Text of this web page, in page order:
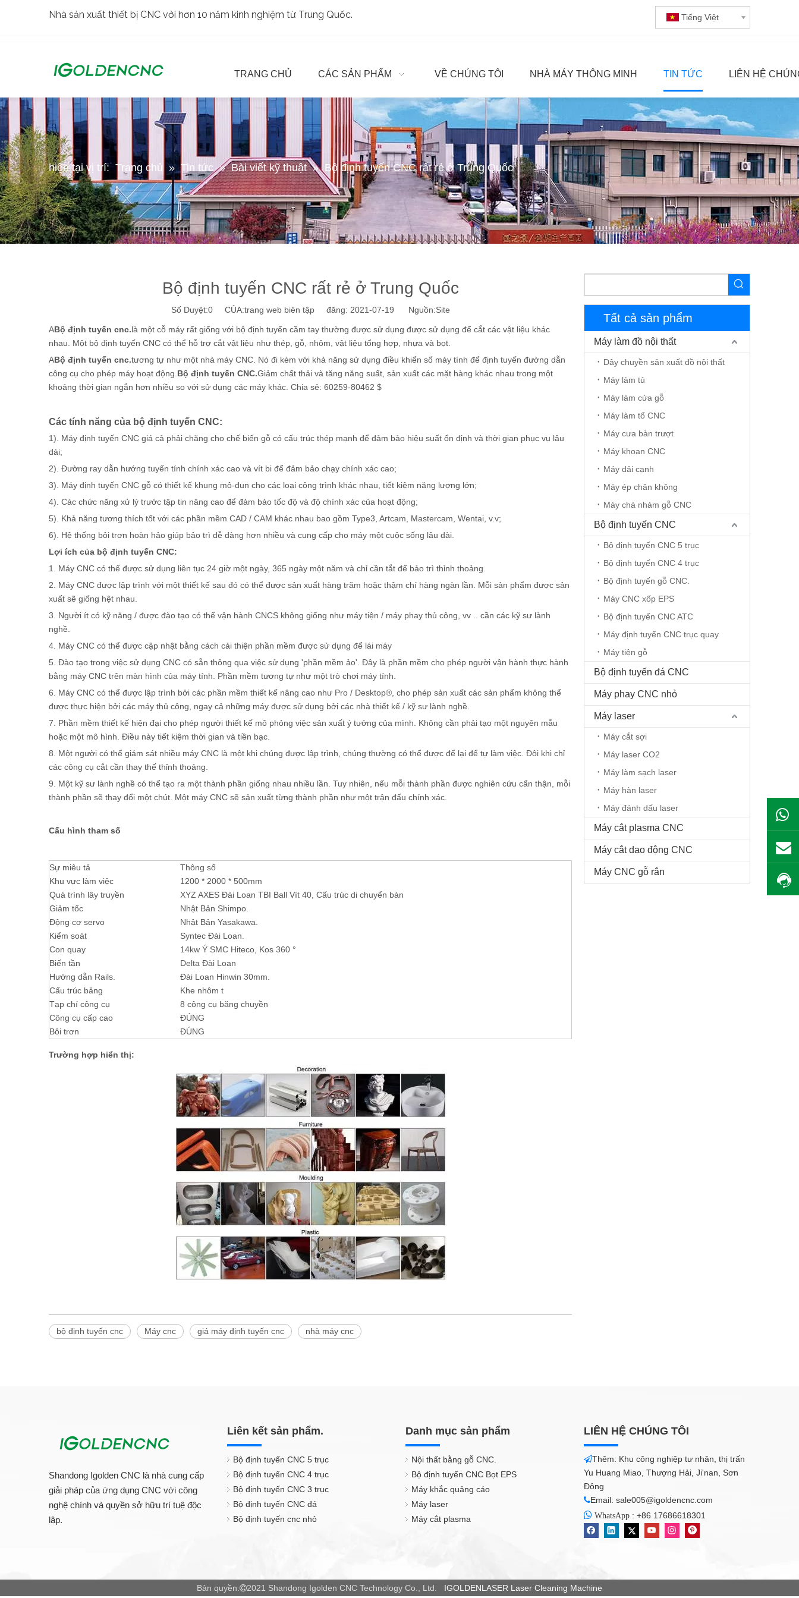
Nhà sản xuất thiết bị CNC với hơn 10 năm kinh nghiệm từ Trung Quốc. Tiếng Việt
TRANG CHỦ CÁC SẢN PHẨM VỀ CHÚNG TÔI NHÀ MÁY THÔNG MINH TIN TỨC LIÊN HỆ
hiện tại vị trí: Trang chủ » Tin tức » Bài viết kỹ thuật » Bộ định tuyến CNC rất rẻ ở Trung Quốc
Bộ định tuyến CNC rất rẻ ở Trung Quốc
Số Duyệt:0CỦA:trang web biên tập đăng: 2021-07-19 Nguồn:Site
ABộ định tuyến cnc.là một cỗ máy rất giống với bộ định tuyến cầm tay thường được sử dụng được sử dụng để cắt các vật liệu khác
nhau. Một bộ định tuyến CNC có thể hỗ trợ cắt vật liệu như thép, gỗ, nhôm, vật liệu tổng hợp, nhựa và bọt.
ABộ định tuyến cnc.tương tự như một nhà máy CNC. Nó đi kèm với khả năng sử dụng điều khiển số máy tính để định tuyến đường dẫn
công cụ cho phép máy hoạt động. Bộ định tuyến CNC.Giảm chất thải và tăng năng suất, sản xuất các mặt hàng khác nhau trong một
khoảng thời gian ngắn hơn nhiều so với sử dụng các máy khác. Chia sẻ: 60259-80462 $
Các tính năng của bộ định tuyến CNC:
1). Máy định tuyến CNC giá cả phải chăng cho chế biến gỗ có cấu trúc thép mạnh để đảm bảo hiệu suất ổn định và thời gian phục vụ lâu
dài;
2). Đường ray dẫn hướng tuyến tính chính xác cao và vít bi để đảm bảo chạy chính xác cao;
3). Máy định tuyến CNC gỗ có thiết kế khung mô-đun cho các loại công trình khác nhau, tiết kiệm năng lượng lớn;
4). Các chức năng xử lý trước tập tin nâng cao để đảm bảo tốc độ và độ chính xác của hoạt động;
5). Khả năng tương thích tốt với các phần mềm CAD / CAM khác nhau bao gồm Type3, Artcam, Mastercam, Wentai, v.v;
6). Hệ thống bôi trơn hoàn hảo giúp bảo trì dễ dàng hơn nhiều và cung cấp cho máy một cuộc sống lâu dài.
Lợi ích của bộ định tuyến CNC:
1. Máy CNC có thể được sử dụng liên tục 24 giờ một ngày, 365 ngày một năm và chỉ cần tắt để bảo trì thỉnh thoảng.
2. Máy CNC được lập trình với một thiết kế sau đó có thể được sản xuất hàng trăm hoặc thậm chí hàng ngàn lần. Mỗi sản phẩm được sản
xuất sẽ giống hệt nhau.
3. Người ít có kỹ năng / được đào tạo có thể vận hành CNCS không giống như máy tiện / máy phay thủ công, vv .. cần các kỹ sư lành
nghề.
4. Máy CNC có thể được cập nhật bằng cách cải thiện phần mềm được sử dụng để lái máy
5. Đào tạo trong việc sử dụng CNC có sẵn thông qua việc sử dụng 'phần mềm ảo'. Đây là phần mềm cho phép người vận hành thực hành
bằng máy CNC trên màn hình của máy tính. Phần mềm tương tự như một trò chơi máy tính.
6. Máy CNC có thể được lập trình bởi các phần mềm thiết kế nâng cao như Pro / Desktop®, cho phép sản xuất các sản phẩm không thể
được thực hiện bởi các máy thủ công, ngay cả những máy được sử dụng bởi các nhà thiết kế / kỹ sư lành nghề.
7. Phần mềm thiết kế hiện đại cho phép người thiết kế mô phỏng việc sản xuất ý tưởng của mình. Không cần phải tạo một nguyên mẫu
hoặc một mô hình. Điều này tiết kiệm thời gian và tiền bạc.
8. Một người có thể giám sát nhiều máy CNC là một khi chúng được lập trình, chúng thường có thể được để lại để tự làm việc. Đôi khi chỉ
các công cụ cắt cần thay thế thỉnh thoảng.
9. Một kỹ sư lành nghề có thể tạo ra một thành phần giống nhau nhiều lần. Tuy nhiên, nếu mỗi thành phần được nghiên cứu cẩn thận, mỗi
thành phần sẽ thay đổi một chút. Một máy CNC sẽ sản xuất từng thành phần như một trận đấu chính xác.
Cấu hình tham số
Sự miêu tả
Thông số
Khu vực làm việc
1200 * 2000 * 500mm
Quá trình lây truyền
XYZ AXES Đài Loan TBI Ball Vít 40, Cấu trúc di chuyển bàn
Giảm tốc
Nhật Bản Shimpo.
Động cơ servo
Nhật Bản Yasakawa.
Kiểm soát
Syntec Đài Loan.
Con quay
14kw Ý SMC Hiteco, Kos 360 °
Biến tần
Delta Đài Loan
Hướng dẫn Rails.
Đài Loan Hinwin 30mm.
Cấu trúc bảng
Khe nhôm t
Tạp chí công cụ
8 công cụ băng chuyền
Công cụ cấp cao
ĐÚNG
Bôi trơn
ĐÚNG
Trường hợp hiển thị:
bộ định tuyến cnc Máy cnc giá máy định tuyến cnc nhà máy cnc
Tất cả sản phẩm
Máy làm đồ nội thất
Dây chuyền sản xuất đồ nội thất
Máy làm tủ
Máy làm cửa gỗ
Máy làm tổ CNC
Máy cưa bàn trượt
Máy khoan CNC
Máy dải cạnh
Máy ép chân không
Máy chà nhám gỗ CNC
Bộ định tuyến CNC
Bộ định tuyến CNC 5 trục
Bộ định tuyến CNC 4 trục
Bộ định tuyến gỗ CNC.
Máy CNC xốp EPS
Bộ định tuyến CNC ATC
Máy định tuyến CNC trục quay
Máy tiện gỗ
Bộ định tuyến đá CNC
Máy phay CNC nhỏ
Máy laser
Máy cắt sợi
Máy laser CO2
Máy làm sạch laser
Máy hàn laser
Máy đánh dấu laser
Máy cắt plasma CNC
Máy cắt dao động CNC
Máy CNC gỗ rắn
Shandong Igolden CNC là nhà cung cấp
giải pháp của ứng dụng CNC với công
nghệ chính và quyền sở hữu trí tuệ độc
lập.
Liên kết sản phẩm.
Bộ định tuyến CNC 5 trục
Bộ định tuyến CNC 4 trục
Bộ định tuyến CNC 3 trục
Bộ định tuyến CNC đá
Bộ định tuyến cnc nhỏ
Danh mục sản phẩm
Nội thất bằng gỗ CNC.
Bộ định tuyến CNC Bọt EPS
Máy khắc quảng cáo
Máy laser
Máy cắt plasma
LIÊN HỆ CHÚNG TÔI
Thêm: Khu công nghiệp tư nhân, thị trấn
Yu Huang Miao, Thượng Hải, Ji'nan, Sơn
Đông
Email: sale005@igoldencnc.com
 WhatsApp : +86 17686618301
Bản quyền. 2021 Shandong Igolden CNC Technology Co., Ltd. IGOLDENLASER Laser Cleaning Machine